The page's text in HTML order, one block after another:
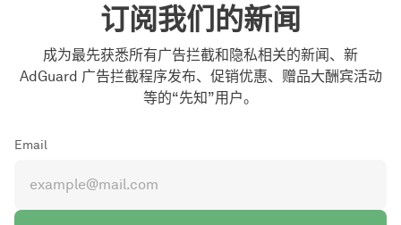
订阅我们的新闻
成为最先获悉所有广告拦截和隐私相关的新闻、新
AdGuard 广告拦截程序发布、促销优惠、赠品大酬宾活动
等的“先知”用户。
Email